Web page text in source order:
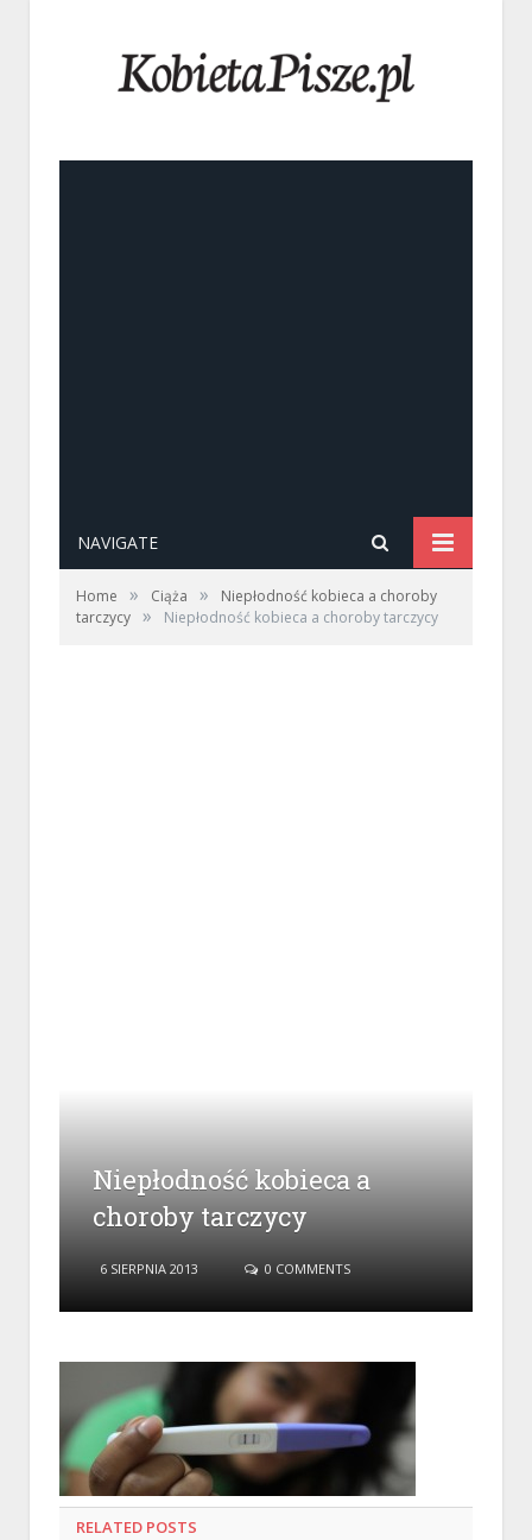
NAVIGATE
Home » Ciąża »
Niepłodność kobieca a choroby
tarczycy » Niepłodność kobieca a choroby tarczycy
Niepłodność kobieca a
choroby tarczycy
6 SIERPNIA 2013 0 COMMENTS
RELATED POSTS